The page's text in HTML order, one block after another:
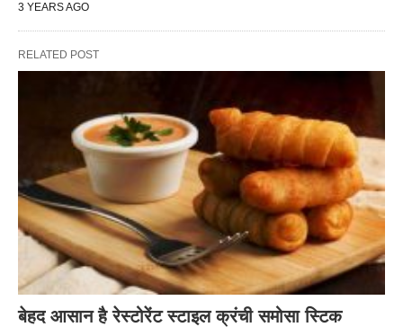
3 YEARS AGO
RELATED POST
बेहद आसान है रेस्टोरेंट स्टाइल क्रंची समोसा स्टिक